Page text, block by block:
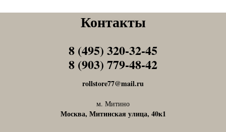
Контакты
rollstore77@mail.ru
м. Митино
Москва, Митинская улица, 40к1
8 (495) 320-32-45
8 (903) 779-48-42
Tel1
Tel1